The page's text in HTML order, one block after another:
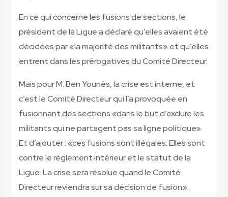
En ce qui concerne les fusions de sections, le
président de la Ligue a déclaré qu’elles avaient été
décidées par «la majorité des militants» et qu’elles
entrent dans les prérogatives du Comité Directeur.
Mais pour M. Ben Younès, la crise est interne, et
c’est le Comité Directeur qui l’a provoquée en
fusionnant des sections «dans le but d’exclure les
militants qui ne partagent pas sa ligne politique».
Et d’ajouter : «ces fusions sont illégales. Elles sont
contre le règlement intérieur et le statut de la
Ligue. La crise sera résolue quand le Comité
Directeur reviendra sur sa décision de fusion».